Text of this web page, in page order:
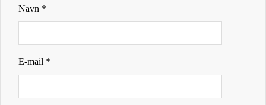
Navn *
E-mail *